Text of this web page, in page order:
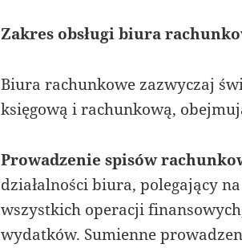
Zakres obsługi biura
Biura rachunkowe zazwyczaj
księgową i rachunkową,
Prowadzenie spisów
działalności biura, polegający
wszystkich operacji
wydatków. Sumienne